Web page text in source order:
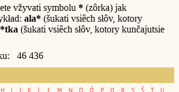
vžyvati symbolu * (zôrka) jak
ala* (šukati vsiêch słôv, kotory
*tka (šukati vsiêch słôv, kotory kunčajutsie
46 436
H I J K L Ł M N O Ó P Q R S Ś T
U